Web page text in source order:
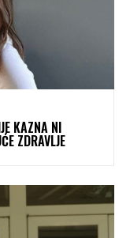
KAZNA NI
ZDRAVLJE